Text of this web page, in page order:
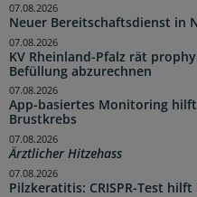
Neuer Bereitschaftsdienst in
07.08.2026
KV Rheinland-Pfalz rät
Befüllung abzurechnen
07.08.2026
App-basiertes Monitoring
Brustkrebs
07.08.2026
Ärztlicher Hitzehass
07.08.2026
Pilzkeratitis: CRISPR-Test
07.08.2026